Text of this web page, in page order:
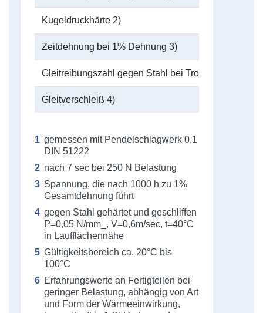
Kugeldruckhärte 2)
Zeitdehnung bei 1% Dehnung 3)
Gleitreibungszahl gegen Stahl bei Trockenlauf 4)
Gleitverschleiß 4)
gemessen mit Pendelschlagwerk 0,1
DIN 51222
nach 7 sec bei 250 N Belastung
Spannung, die nach 1000 h zu 1%
Gesamtdehnung führt
gegen Stahl gehärtet und geschliffen
P=0,05 N/mm_, V=0,6m/sec, t=40°C
in Laufflächennähe
Gültigkeitsbereich ca. 20°C bis
100°C
Erfahrungswerte an Fertigteilen bei
geringer Belastung, abhängig von Art
und Form der Wärmeeinwirkung,